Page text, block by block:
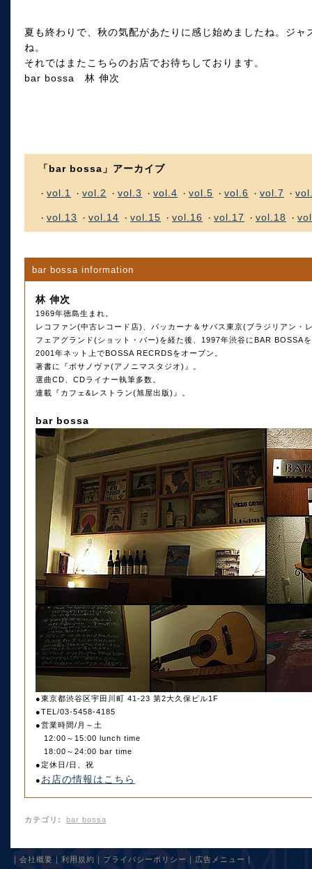
夏も終わりで、秋の気配があたりに感じ始めましたね。ジ
ね。
それではまたこちらのお店でお待ちしております。
bar bossa 林 伸次
「bar bossa」アーカイブ
・ vol.1 ・ vol.2 ・ vol.3 ・ vol.4 ・ vol.5 ・ vol.6 ・ vol.7 ・
・ vol.13 ・ vol.14 ・ vol.15 ・ vol.16 ・ vol.17 ・ vol.18 ・
bar bossa information
林 伸次
1969年徳島生まれ。
レコファン(中古レコード店)、バッカーナ＆サバス東京(ブラジリアン・
フェアグランド(ショット・バー)を経た後、1997年渋谷にBAR BOSSA
2001年ネット上でBOSSA RECRDSをオープン。
著書に『ボサノヴァ(アノニマスタジオ)』。
選曲CD、CDライナー執筆多数。
連載『カフェ&レストラン(旭屋出版)』。
bar bossa
●東京都渋谷区宇田川町 41-23 第2大久保ビル1F
●TEL/03-5458-4185
●営業時間/月～土
12:00～15:00 lunch time
18:00～24:00 bar time
●定休日/日、祝
● お店の情報はこちら
カテゴリ : bar bossa
会社概要 利用規約 プライバシーポリシー 広告メニュー